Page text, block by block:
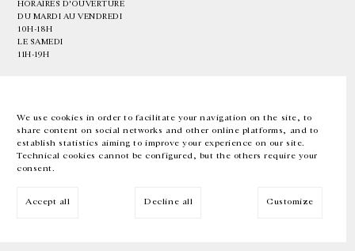
We use cookies in order to facilitate your navigation on the site, to
share content on social networks and other online platforms, and to
establish statistics aiming to improve your experience on our site.
Technical cookies cannot be configured, but the others require your
consent.
Accept all Decline all Customize
HORAIRES D'OUVERTURE
DU MARDI AU VENDREDI
10H-18H
LE SAMEDI
11H-19H
EN FR 中文 Facebook Instagram
Inscrivez-vous à notre newsletter